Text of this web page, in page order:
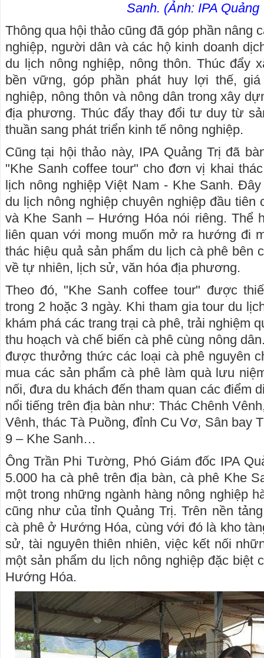
Sanh. (Ảnh: IPA Quảng
Thông qua hội thảo cũng đã góp phần nâng
nghiệp, người dân và các hộ kinh doanh
du lịch nông nghiệp, nông thôn. Thúc đẩy
bền vững, góp phần phát huy lợi thế,
nghiệp, nông thôn và nông dân trong xây
địa phương. Thúc đẩy thay đổi tư duy từ
thuần sang phát triển kinh tế nông nghiệp.
Cũng tại hội thảo này, IPA Quảng Trị đã
"Khe Sanh coffee tour" cho đơn vị khai
lịch nông nghiệp Việt Nam - Khe Sanh.
du lịch nông nghiệp chuyên nghiệp đầu tiên
và Khe Sanh – Hướng Hóa nói riêng. Thể
liên quan với mong muốn mở ra hướng đi
thác hiệu quả sản phẩm du lịch cà phê bên
về tự nhiên, lịch sử, văn hóa địa phương.
Theo đó, "Khe Sanh coffee tour" được
trong 2 hoặc 3 ngày. Khi tham gia tour du
khám phá các trang trại cà phê, trải nghiệm
thu hoạch và chế biến cà phê cùng nông
được thưởng thức các loại cà phê nguyên
mua các sản phẩm cà phê làm quà lưu
nối, đưa du khách đến tham quan các điểm
nổi tiếng trên địa bàn như: Thác Chênh
Vênh, thác Tà Puồng, đỉnh Cu Vơ, Sân bay
9 – Khe Sanh…
Ông Trần Phi Tường, Phó Giám đốc IPA
5.000 ha cà phê trên địa bàn, cà phê Khe
một trong những ngành hàng nông nghiệp
cũng như của tỉnh Quảng Trị. Trên nền
cà phê ở Hướng Hóa, cùng với đó là kho
sử, tài nguyên thiên nhiên, việc kết nối
một sản phẩm du lịch nông nghiệp đặc biệt
Hướng Hóa.